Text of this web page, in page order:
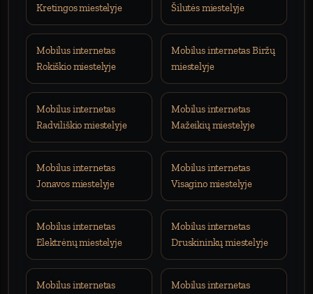
Kretingos miestelyje
Šilutės miestelyje
Mobilus internetas
Rokiškio miestelyje
Mobilus internetas Biržų
miestelyje
Mobilus internetas
Radviliškio miestelyje
Mobilus internetas
Mažeikių miestelyje
Mobilus internetas
Jonavos miestelyje
Mobilus internetas
Visagino miestelyje
Mobilus internetas
Elektrėnų miestelyje
Mobilus internetas
Druskininkų miestelyje
Mobilus internetas
Mobilus internetas